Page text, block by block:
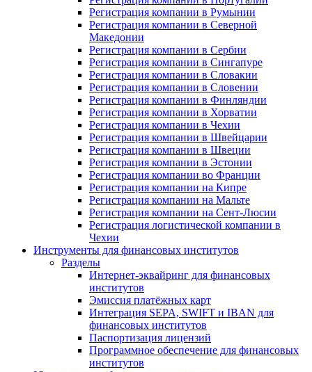
Регистрация компании в Румынии
Регистрация компании в Северной
Македонии
Регистрация компании в Сербии
Регистрация компании в Сингапуре
Регистрация компании в Словакии
Регистрация компании в Словении
Регистрация компании в Финляндии
Регистрация компании в Хорватии
Регистрация компании в Чехии
Регистрация компании в Швейцарии
Регистрация компании в Швеции
Регистрация компании в Эстонии
Регистрация компании во Франции
Регистрация компании на Кипре
Регистрация компании на Мальте
Регистрация компании на Сент-Люсии
Регистрация логистической компании в
Чехии
Инструменты для финансовых институтов
Разделы
Интернет-эквайринг для финансовых
институтов
Эмиссия платёжных карт
Интеграция SEPA, SWIFT и IBAN для
финансовых институтов
Паспортизация лицензий
Программное обеспечение для финансовых
институтов